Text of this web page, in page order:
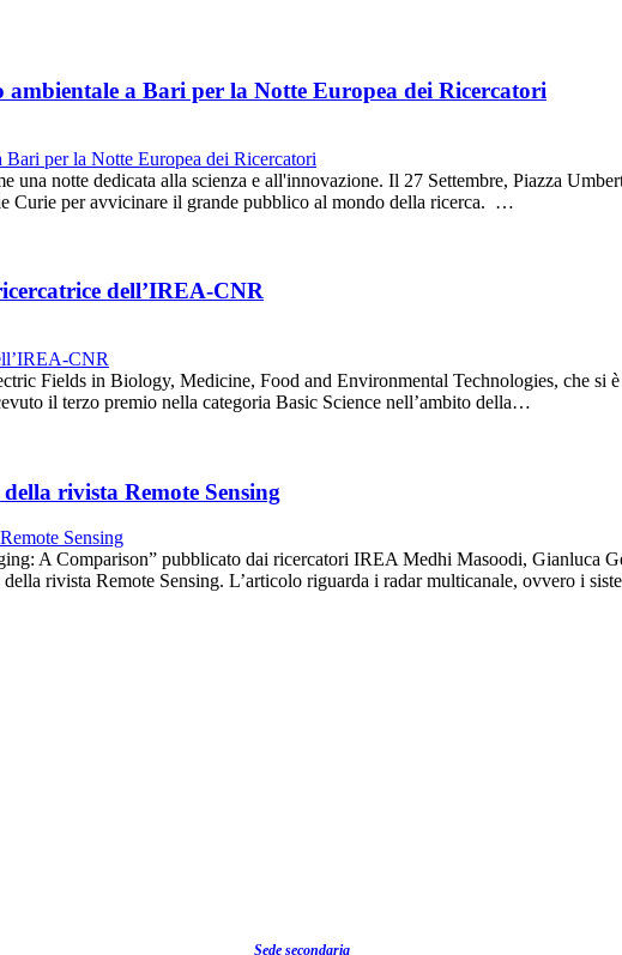
a Bari per la Notte Europea dei Ricercatori
una notte dedicata alla scienza e all'innovazione. Il 27 Settembre, Piazza
Curie per avvicinare il grande pubblico al mondo della ricerca. …
dell’IREA-CNR
Fields in Biology, Medicine, Food and Environmental Technologies, che si
il terzo premio nella categoria Basic Science nell’ambito della…
rivista Remote Sensing
A Comparison” pubblicato dai ricercatori IREA Medhi Masoodi, Gianluca
rivista Remote Sensing. L’articolo riguarda i radar multicanale, ovvero i
Sede secondaria